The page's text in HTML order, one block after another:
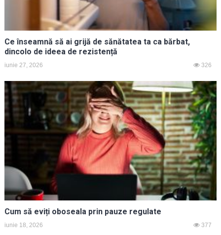
Ce înseamnă să ai grijă de sănătatea ta ca bărbat,
dincolo de ideea de rezistență
iunie 27, 2026 326
Cum să eviți oboseala prin pauze regulate
iunie 18, 2026 377